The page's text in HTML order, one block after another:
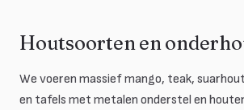
Houtsoorten en
We voeren massief mango, teak,
en tafels met metalen onderstel en